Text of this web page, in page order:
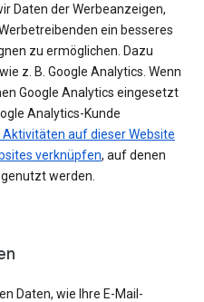
Daten der Werbeanzeigen,
ein besseres
zu ermöglichen. Dazu
z. B. Google Analytics. Wenn
Google Analytics eingesetzt
Analytics-Kunde
Aktivitäten auf dieser Website
verknüpfen, auf denen
werden.
Daten, wie Ihre E-Mail-